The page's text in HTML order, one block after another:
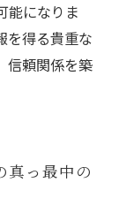
能になりま
を得る貴重な
信頼関係を築
真っ最中の